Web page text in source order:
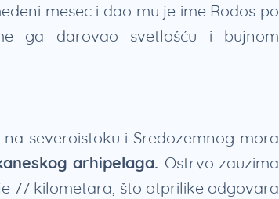
mesec i dao mu je ime Rodos po
ga darovao svetlošću i bujnom
severoistoku i Sredozemnog mora
arhipelaga. Ostrvo zauzima
77 kilometara, što otprilike odgovara